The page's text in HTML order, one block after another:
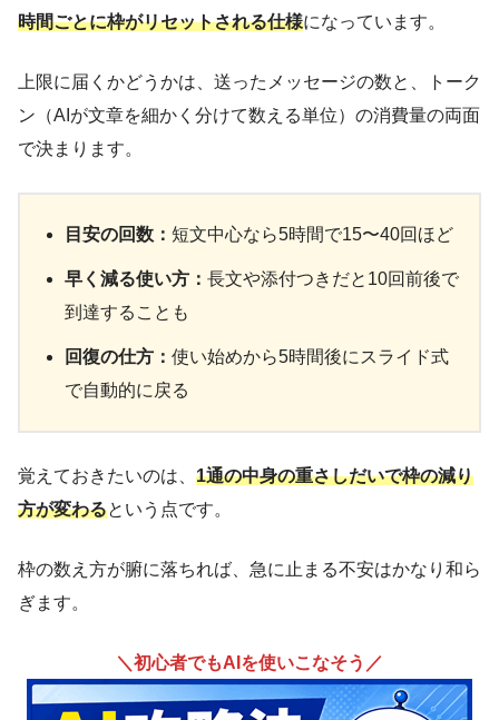
時間ごとに枠がリセットされる仕様になっています。
上限に届くかどうかは、送ったメッセージの数と、トーク
ン（AIが文章を細かく分けて数える単位）の消費量の両面
で決まります。
目安の回数： 短文中心なら5時間で15〜40回ほど
早く減る使い方： 長文や添付つきだと10回前後で
到達することも
回復の仕方： 使い始めから5時間後にスライド式
で自動的に戻る
覚えておきたいのは、 1通の中身の重さしだいで枠の減り
方が変わるという点です。
枠の数え方が腑に落ちれば、急に止まる不安はかなり和ら
ぎます。
＼初心者でもAIを使いこなそう／